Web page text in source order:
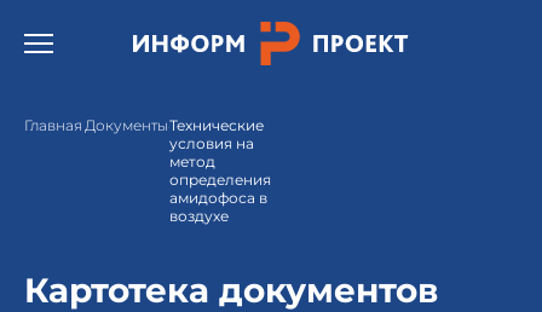
Открыть бургер меню.
Главная ДокументыТехнические
условия на
метод
определения
амидофоса в
воздухе
Картотека документов